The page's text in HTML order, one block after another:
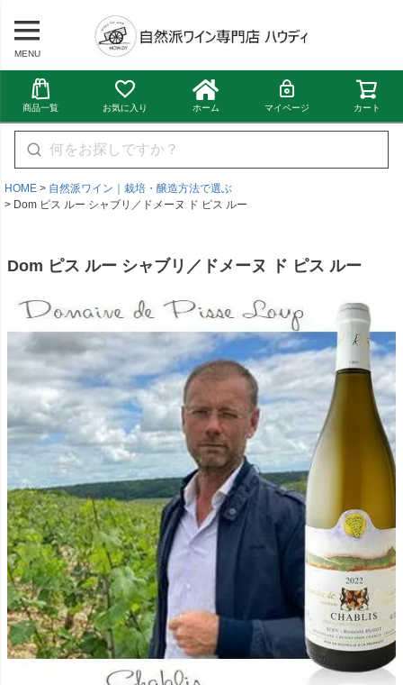
MENU
商品一覧 お気に入り ホーム マイページ カート
HOME
自然派ワイン｜栽培・醸造方法で選ぶ
Dom ピス ルー シャブリ／ドメーヌ ド ピス ルー
Dom ピス ルー シャブリ／ドメーヌ ド ピス ルー